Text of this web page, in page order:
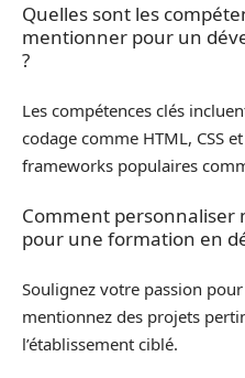
Quelles sont les
mentionner pour un
?
Les compétences clés
codage comme HTML, CSS
frameworks populaires
Comment personnaliser
pour une formation en
Soulignez votre passion
mentionnez des projets
l’établissement ciblé.